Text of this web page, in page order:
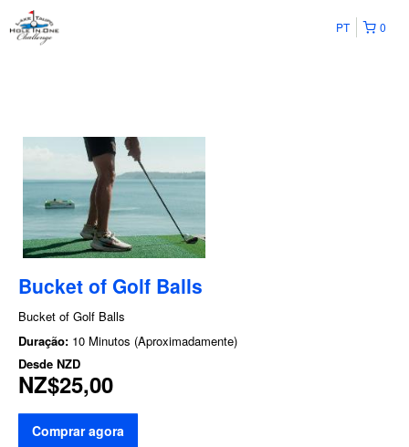
0
PT
Bucket of Golf Balls
Bucket of Golf Balls
Duração: 10 Minutos (Aproximadamente)
Desde NZD
NZ$25,00
Comprar agora